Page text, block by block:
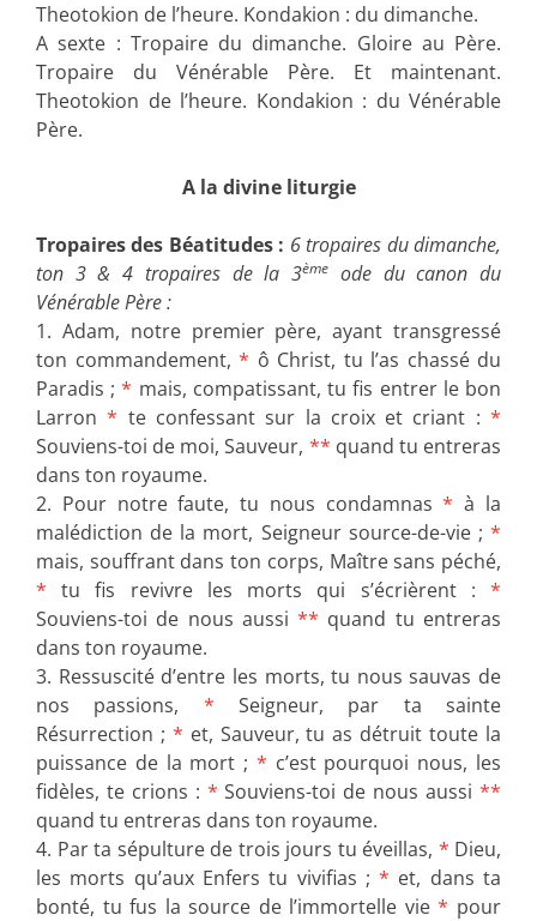
Theotokion de l’heure. Kondakion : du dimanche.
A sexte : Tropaire du dimanche. Gloire au Père.
Tropaire du Vénérable Père. Et maintenant.
Theotokion de l’heure. Kondakion : du Vénérable
Père.
A la divine liturgie
Tropaires des Béatitudes : 6 tropaires du dimanche,
ton 3 & 4 tropaires de la 3ème ode du canon du
Vénérable Père :
1. Adam, notre premier père, ayant transgressé
ton commandement, * ô Christ, tu l’as chassé du
Paradis ;* mais, compatissant, tu fis entrer le bon
Larron* te confessant sur la croix et criant :*
Souviens-toi de moi, Sauveur, ** quand tu entreras
dans ton royaume.
2. Pour notre faute, tu nous condamnas* à la
malédiction de la mort, Seigneur source-de-vie ; *
mais, souffrant dans ton corps, Maître sans péché,
* tu fis revivre les morts qui s’écrièrent : *
Souviens-toi de nous aussi** quand tu entreras
dans ton royaume.
3. Ressuscité d’entre les morts, tu nous sauvas de
nos passions, * Seigneur, par ta sainte
Résurrection ; * et, Sauveur, tu as détruit toute la
puissance de la mort ; * c’est pourquoi nous, les
fidèles, te crions : * Souviens-toi de nous aussi**
quand tu entreras dans ton royaume.
4. Par ta sépulture de trois jours tu éveillas, * Dieu,
les morts qu’aux Enfers tu vivifias ;* et, dans ta
bonté, tu fus la source de l’immortelle vie* pour